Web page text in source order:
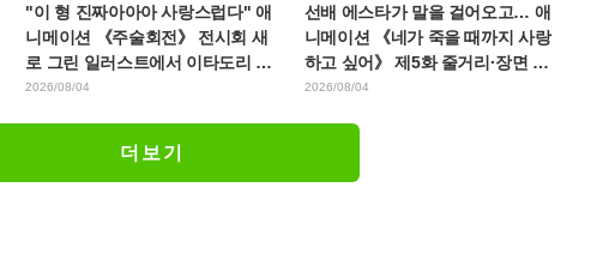
"이 형 진짜아아아 사랑스럽다" 애
니메이션 《주술회전》 전시회 새
로 그린 일러스트에서 이타도리 유
지에게 다가가는 초소에 팬들 환호
2026/08/04
선배 에스타가 말을 걸어오고… 애
니메이션 《네가 죽을 때까지 사랑
하고 싶어》 제5화 줄거리·장면 컷·
WEB 예고·에피소드 포스터 공개
2026/08/04
더보기